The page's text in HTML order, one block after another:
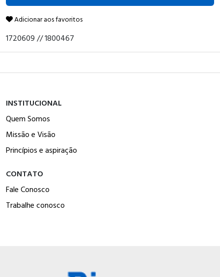
Adicionar aos favoritos
1720609 // 1800467
INSTITUCIONAL
Quem Somos
Missão e Visão
Princípios e aspiração
CONTATO
Fale Conosco
Trabalhe conosco